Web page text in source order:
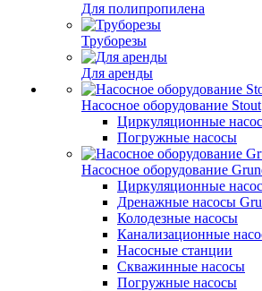
Для полипропилена
Труборезы
Для аренды
Насосное оборудование Stout
Циркуляционные
Погружные насосы
Насосное оборудование
Циркуляционные
Дренажные насосы
Колодезные насосы
Канализационные
Насосные станции
Скважинные насосы
Погружные насосы